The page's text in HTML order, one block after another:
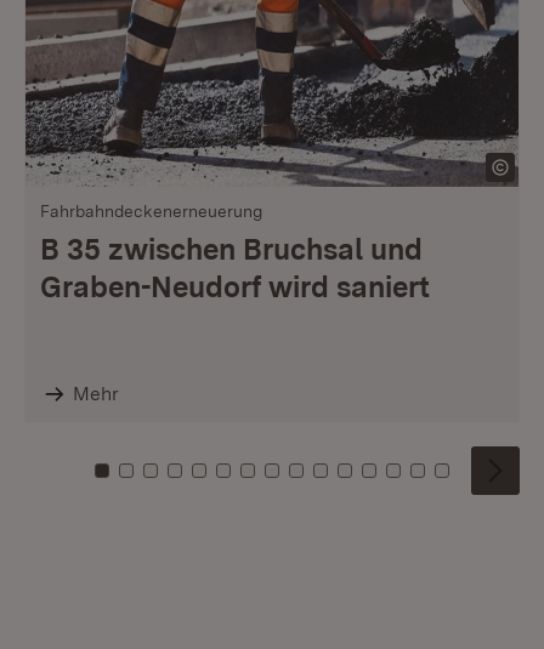
Fahrbahndeckenerneuerung
B 35 zwischen Bruchsal und
Graben-Neudorf wird saniert
Mehr
Zu Kachel: 0
Zu Kachel: 1
Zu Kachel: 2
Zu Kachel: 3
Zu Kachel: 4
Zu Kachel: 5
Zu Kachel: 6
Zu Kachel: 7
Zu Kachel: 8
Zu Kachel: 9
Zu Kachel: 10
Zu Kachel: 11
Zu Kachel: 12
Zu Kachel:
Zu